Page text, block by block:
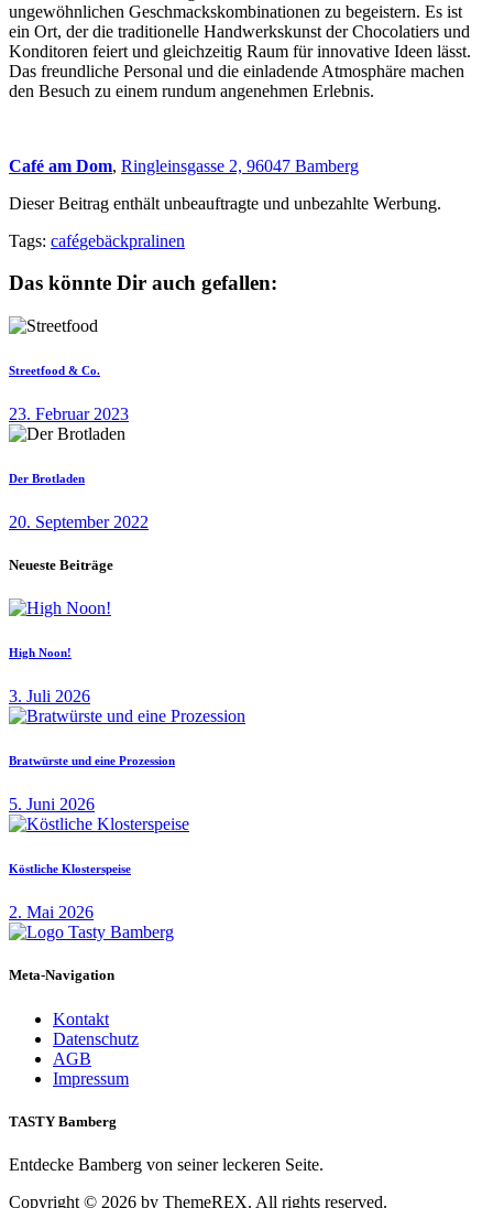
ungewöhnlichen Geschmackskombinationen zu begeistern. Es ist
ein Ort, der die traditionelle Handwerkskunst der Chocolatiers und
Konditoren feiert und gleichzeitig Raum für innovative Ideen lässt.
Das freundliche Personal und die einladende Atmosphäre machen
den Besuch zu einem rundum angenehmen Erlebnis.
Café am Dom, Ringleinsgasse 2, 96047 Bamberg
Dieser Beitrag enthält unbeauftragte und unbezahlte Werbung.
Tags: cafégebäckpralinen
Das könnte Dir auch gefallen:
Streetfood & Co.
23. Februar 2023
Der Brotladen
20. September 2022
Neueste Beiträge
High Noon!
3. Juli 2026
Bratwürste und eine Prozession
5. Juni 2026
Köstliche Klosterspeise
2. Mai 2026
Meta-Navigation
Kontakt
Datenschutz
AGB
Impressum
TASTY Bamberg
Entdecke Bamberg von seiner leckeren Seite.
Copyright © 2026 by ThemeREX. All rights reserved.